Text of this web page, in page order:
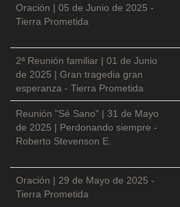
Oración | 05 de Junio de 2025 -
Tierra Prometida
2ª Reunión familiar | 01 de Junio
de 2025 | Gran tragedia gran
esperanza - Tierra Prometida
Reunión "Sé Sano" | 31 de Mayo
de 2025 | Perdonando siempre -
Roberto Stevenson E.
Oración | 29 de Mayo de 2025 -
Tierra Prometida